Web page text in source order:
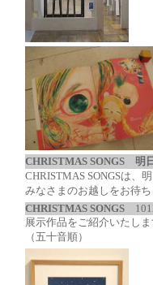
CHRISTMAS SONGS
CHRISTMAS SONGSは、
みなさまのお越しをお待
CHRISTMAS SONGS
展示作品をご紹介いたし
（五十音順）